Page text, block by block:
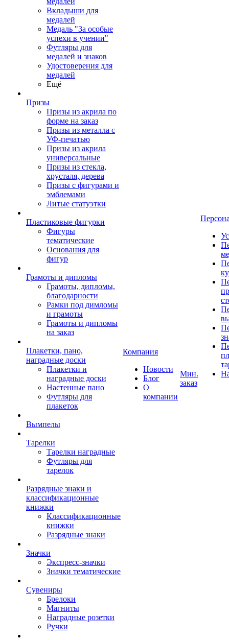
Вкладыши для
медалей
Медаль "За особые
успехи в учении"
Футляры для
медалей и знаков
Удостоверения для
медалей
Ещё
Призы
Призы из акрила по
форме на заказ
Призы из металла с
УФ-печатью
Призы из акрила
универсальные
Призы из стекла,
хрусталя, дерева
Призы с фигурами и
эмблемами
Литые статуэтки
Пластиковые фигурки
Фигуры
тематические
Основания для
фигур
Грамоты и дипломы
Грамоты, дипломы,
благодарности
Рамки под димломы
и грамоты
Грамоты и дипломы
на заказ
Плакетки, пано,
наградные доски
Плакетки и
наградные доски
Настенные пано
Футляры для
плакеток
Вымпелы
Тарелки
Тарелки наградные
Футляры для
тарелок
Разрядные знаки и
классификационные
книжки
Классификационные
книжки
Разрядные знаки
Значки
Экспресс-значки
Значки тематические
Сувениры
Брелоки
Магниты
Наградные розетки
Ручки
Компания
Новости
Блог
О
компании
Мин.
заказ